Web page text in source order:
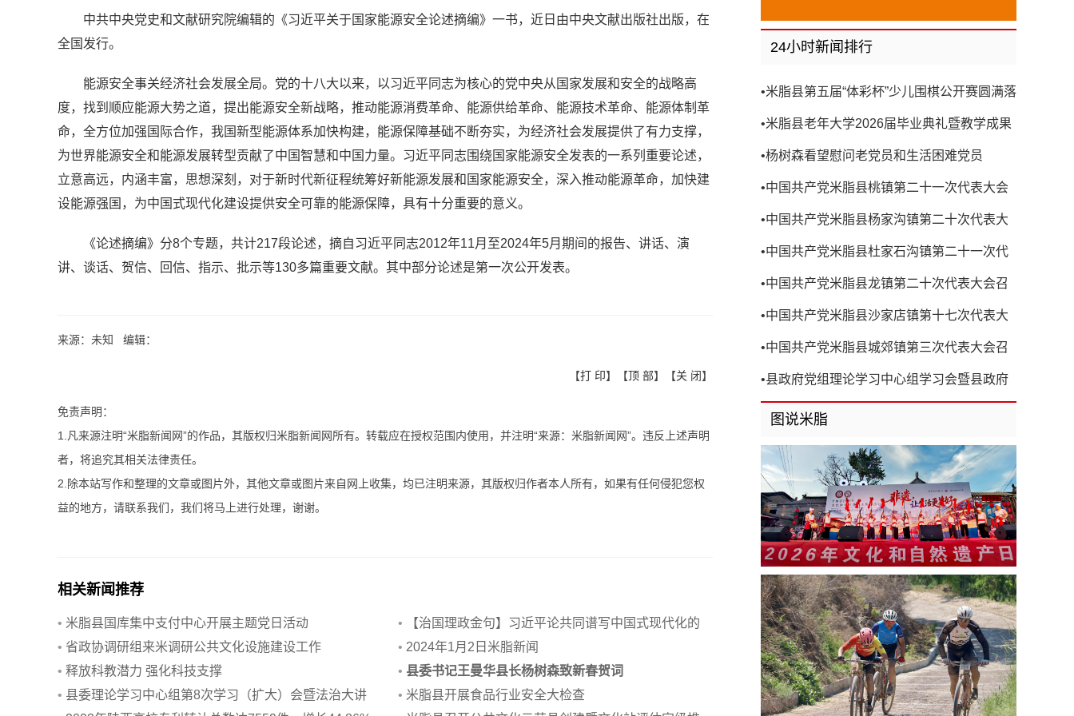
中共中央党史和文献研究院编辑的《习近平关于国家能源安全论述摘编》一书，近日由中央文献出版社出版，在
全国发行。
能源安全事关经济社会发展全局。党的十八大以来，以习近平同志为核心的党中央从国家发展和安全的战略高
度，找到顺应能源大势之道，提出能源安全新战略，推动能源消费革命、能源供给革命、能源技术革命、能源体制革
命，全方位加强国际合作，我国新型能源体系加快构建，能源保障基础不断夯实，为经济社会发展提供了有力支撑，
为世界能源安全和能源发展转型贡献了中国智慧和中国力量。习近平同志围绕国家能源安全发表的一系列重要论述，
立意高远，内涵丰富，思想深刻，对于新时代新征程统筹好新能源发展和国家能源安全，深入推动能源革命，加快建
设能源强国，为中国式现代化建设提供安全可靠的能源保障，具有十分重要的意义。
《论述摘编》分8个专题，共计217段论述，摘自习近平同志2012年11月至2024年5月期间的报告、讲话、演
讲、谈话、贺信、回信、指示、批示等130多篇重要文献。其中部分论述是第一次公开发表。
来源：未知 编辑：
【打 印】【顶 部】【关 闭】
免责声明：
1.凡来源注明“米脂新闻网”的作品，其版权归米脂新闻网所有。转载应在授权范围内使用，并注明“来源：米脂新闻网”。违反上述声明
者，将追究其相关法律责任。
2.除本站写作和整理的文章或图片外，其他文章或图片来自网上收集，均已注明来源，其版权归作者本人所有，如果有任何侵犯您权
益的地方，请联系我们，我们将马上进行处理，谢谢。
相关新闻推荐
• 米脂县国库集中支付中心开展主题党日活动 •
【治国理政金句】习近平论共同谱写中国式现代化的
壮美华章
• 省政协调研组来米调研公共文化设施建设工作 • 2024年1月2日米脂新闻
• 释放科教潜力 强化科技支撑 • 县委书记王曼华县长杨树森致新春贺词
• 县委理论学习中心组第8次学习（扩大）会暨法治大讲
• 米脂县开展食品行业安全大检查
24小时新闻排行
•米脂县第五届“体彩杯”少儿围棋公开赛圆满落
•米脂县老年大学2026届毕业典礼暨教学成果
•杨树森看望慰问老党员和生活困难党员
•中国共产党米脂县桃镇第二十一次代表大会
•中国共产党米脂县杨家沟镇第二十次代表大
•中国共产党米脂县杜家石沟镇第二十一次代
•中国共产党米脂县龙镇第二十次代表大会召
•中国共产党米脂县沙家店镇第十七次代表大
•中国共产党米脂县城郊镇第三次代表大会召
•县政府党组理论学习中心组学习会暨县政府
第8次党组（扩大）会议召开
图说米脂